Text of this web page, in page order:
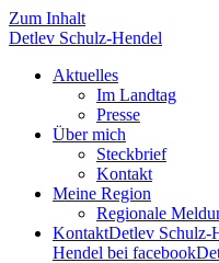
Zum Inhalt
Detlev Schulz-Hendel
Aktuelles
Im Landtag
Presse
Über mich
Steckbrief
Kontakt
Meine Region
Regionale
KontaktDetlev Schulz-
Hendel bei facebook